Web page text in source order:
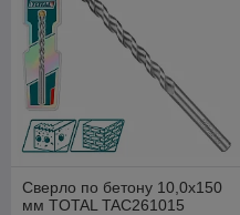
Сверло по бетону 10,0х150
мм TOTAL TAC261015